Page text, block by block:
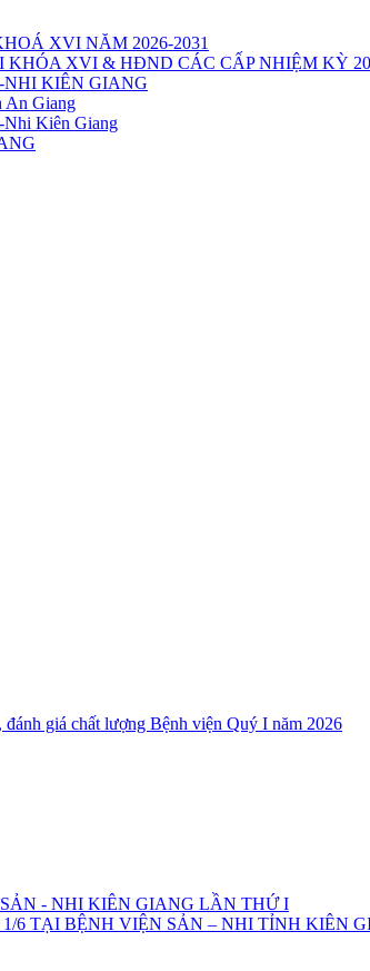
XVI NĂM 2026-2031
XVI & HĐND CÁC CẤP NHIỆM KỲ
KIÊN GIANG
An Giang
Nhi Kiên Giang
giá chất lượng Bệnh viện Quý I năm 2026
- NHI KIÊN GIANG LẦN THỨ I
6 TẠI BỆNH VIỆN SẢN – NHI TỈNH KIÊN